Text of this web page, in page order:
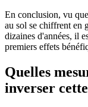
En conclusion, vu
au sol se chiffrent en
dizaines d'années, il
premiers effets
Quelles
inverser